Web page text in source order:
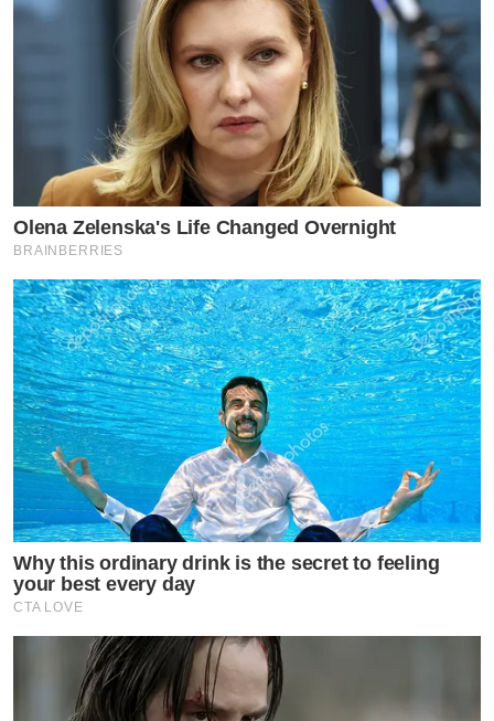
Olena Zelenska's Life Changed Overnight
BRAINBERRIES
Why this ordinary drink is the secret to feeling
your best every day
CTA LOVE